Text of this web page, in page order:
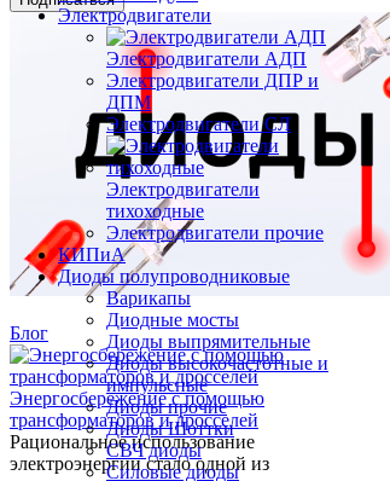
Электродвигатели
Электродвигатели АДП
Электродвигатели ДПР и
ДПМ
Электродвигатели СЛ
Электродвигатели
тихоходные
Электродвигатели прочие
КИПиА
Диоды полупроводниковые
Варикапы
Диодные мосты
Диоды выпрямительные
Диоды высокочастотные и
импульсные
Диоды прочие
Диоды Шоттки
СВЧ диоды
Силовые диоды
Блог
Энергосбережение с помощью
трансформаторов и дросселей
Рациональное использование
электроэнергии стало одной из